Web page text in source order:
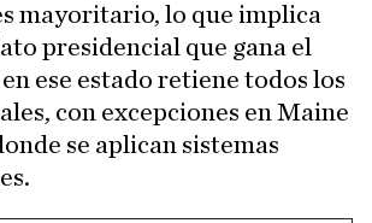
mayoritario, lo que implica
presidencial que gana el
ese estado retiene todos los
con excepciones en Maine
se aplican sistemas